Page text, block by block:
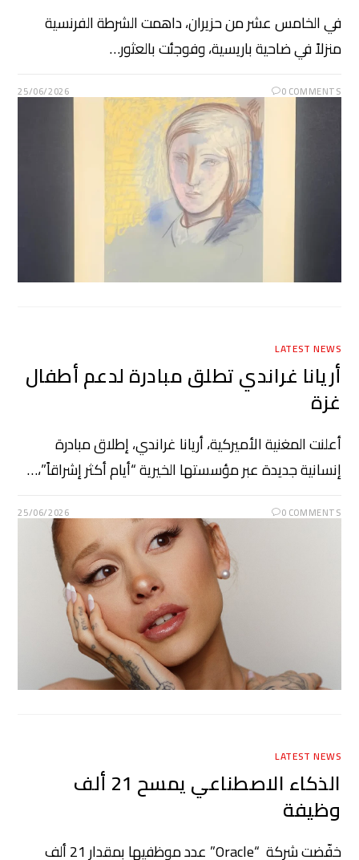
في الخامس عشر من حزيران، داهمت الشرطة الفرنسية
منزلاً في ضاحية باريسية، وفوجئت بالعثور…
0 COMMENTS
25/06/2026
LATEST NEWS
أريانا غراندي تطلق مبادرة لدعم أطفال
غزة
أعلنت المغنية الأميركية، أريانا غراندي، إطلاق مبادرة
إنسانية جديدة عبر مؤسستها الخيرية “أيام أكثر إشراقاً”،…
0 COMMENTS
25/06/2026
LATEST NEWS
الذكاء الاصطناعي يمسح 21 ألف
وظيفة
خفّضت شركة “Oracle” عدد موظفيها بمقدار 21 ألف